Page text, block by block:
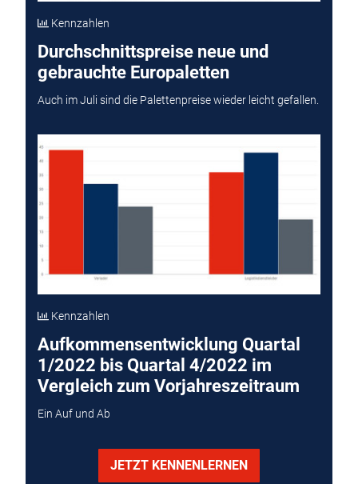
Kennzahlen
Durchschnittspreise neue und
gebrauchte Europaletten
Auch im Juli sind die Palettenpreise wieder leicht gefallen.
Kennzahlen
Aufkommensentwicklung Quartal
1/2022 bis Quartal 4/2022 im
Vergleich zum Vorjahreszeitraum
Ein Auf und Ab
JETZT KENNENLERNEN